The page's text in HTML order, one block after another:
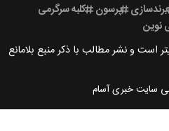
کلبه سرگرمی
با ذکر منبع بلامانع
آسام